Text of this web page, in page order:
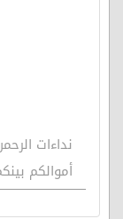
أموالكم